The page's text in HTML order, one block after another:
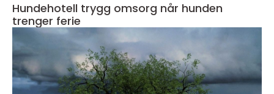
Hundehotell trygg omsorg når hunden
trenger ferie